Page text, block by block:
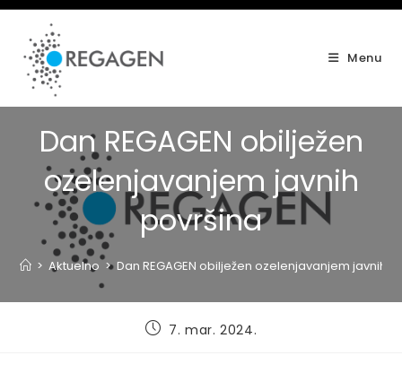
Skip
content
Menu
Dan REGAGEN obilježen
ozelenjavanjem javnih
površina
> Aktuelno > Dan REGAGEN obilježen ozelenjavanjem javnih
Post7. mar. 2024.